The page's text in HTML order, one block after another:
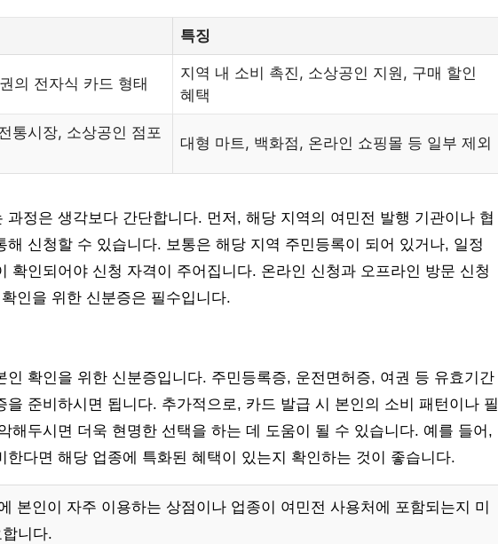
특징
의 전자식 카드 형태
지역 내 소비 촉진, 소상공인 지원, 구매 할인
혜택
통시장, 소상공인 점포
대형 마트, 백화점, 온라인 쇼핑몰 등 일부 제외
과정은 생각보다 간단합니다. 먼저, 해당 지역의 여민전 발행 기관이나 협
해 신청할 수 있습니다. 보통은 해당 지역 주민등록이 되어 있거나, 일정
확인되어야 신청 자격이 주어집니다. 온라인 신청과 오프라인 방문 신청
인을 위한 신분증은 필수입니다.
인 확인을 위한 신분증입니다. 주민등록증, 운전면허증, 여권 등 유효기간
을 준비하시면 됩니다. 추가적으로, 카드 발급 시 본인의 소비 패턴이나 필
해두시면 더욱 현명한 선택을 하는 데 도움이 될 수 있습니다. 예를 들어,
한다면 해당 업종에 특화된 혜택이 있는지 확인하는 것이 좋습니다.
본인이 자주 이용하는 상점이나 업종이 여민전 사용처에 포함되는지 미
니다.